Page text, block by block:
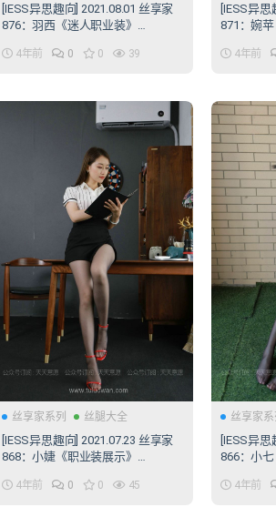
[IESS异思趣向] 2021.08.01 丝享家
876：羽西《迷人职业装》
4年前 0 0 39
[IESS异思
871：婉苹
4年前
丝享家系列 丝腿大全
[IESS异思趣向] 2021.07.23 丝享家
868：小婕《职业装展示》
4年前 0 0 45
丝享家系
[IESS异思
866：小七
4年前